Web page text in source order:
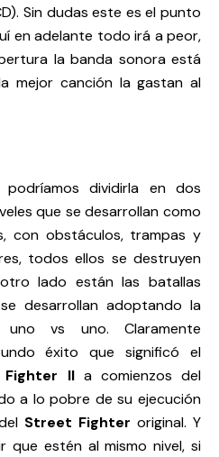
Sin dudas este es el punto
en adelante todo irá a peor,
la banda sonora está
mejor canción la gastan al
dividirla en dos
que se desarrollan como
con obstáculos, trampas y
todos ellos se destruyen
lado están las batallas
desarrollan adoptando la
vs uno. Claramente
éxito que significó el
IIa comienzos del
a lo pobre de su ejecución
Street Fighter original. Y
estén al mismo nivel, si